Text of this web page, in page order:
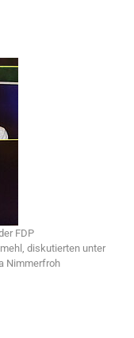
FDP
diskutierten unter
Nimmerfroh